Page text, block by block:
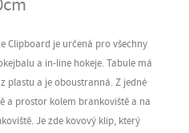
Clipboard je určená pro všechny
a in-line hokeje. Tabule má
plastu a je oboustranná. Z jedné
a prostor kolem brankoviště a na
Je zde kovový klip, který